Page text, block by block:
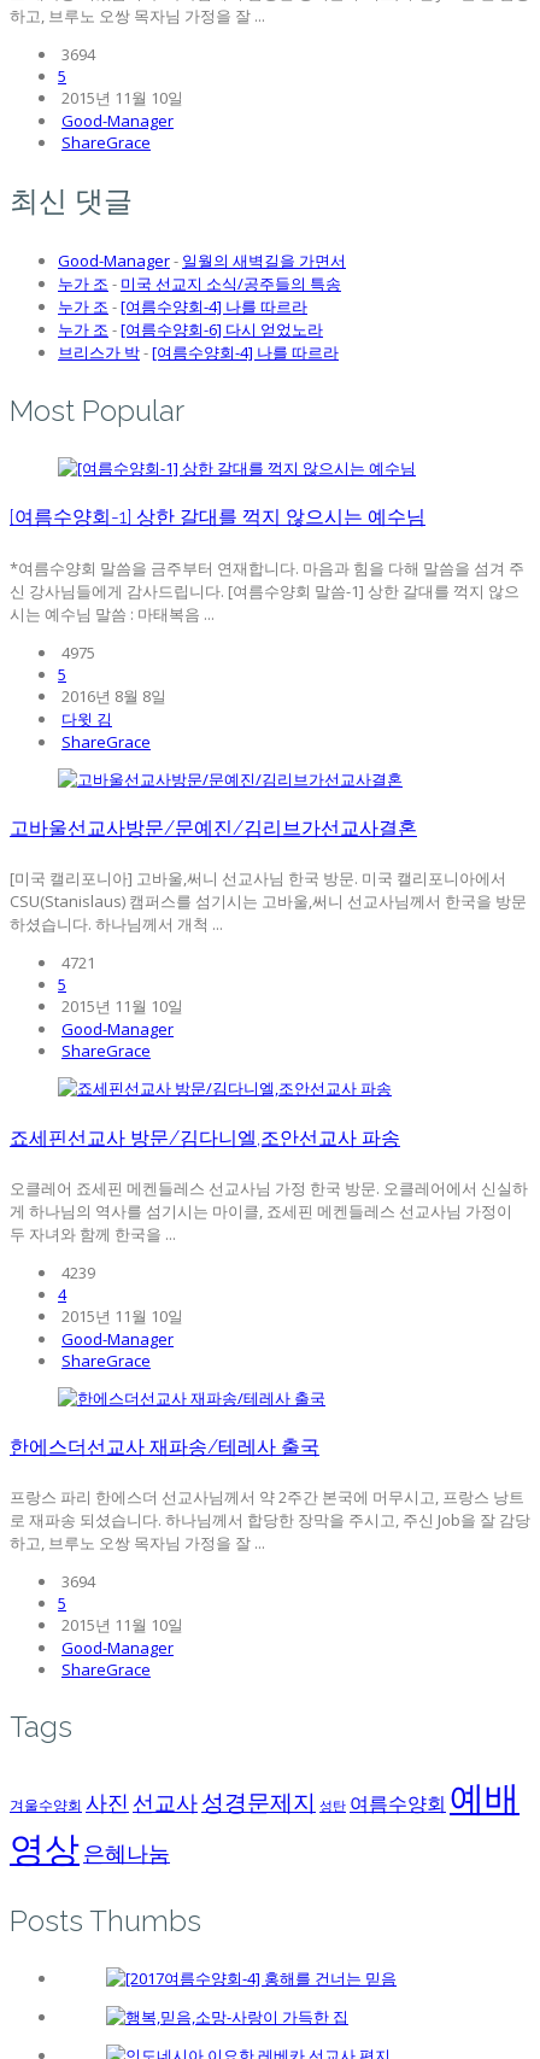
하고, 브루노 오쌍 목자님 가정을 잘 ...
3694
5
2015년 11월 10일
Good-Manager
ShareGrace
최신 댓글
Good-Manager- 일월의 새벽길을 가면서
누가 조 - 미국 선교지 소식/공주들의 특송
누가 조 -[여름수양회-4] 나를 따르라
누가 조 -[여름수양회-6] 다시 얻었노라
브리스가 박-[여름수양회-4] 나를 따르라
Most Popular
[여름수양회-1] 상한 갈대를 꺽지 않으시는 예수님
*여름수양회 말씀을 금주부터 연재합니다. 마음과 힘을 다해 말씀을 섬겨 주
신 강사님들에게 감사드립니다. [여름수양회 말씀-1] 상한 갈대를 꺽지 않으
시는 예수님 말씀 : 마태복음 ...
4975
5
2016년 8월 8일
다윗 김
ShareGrace
고바울선교사방문/문예진/김리브가선교사결혼
[미국 캘리포니아] 고바울,써니 선교사님 한국 방문. 미국 캘리포니아에서
CSU(Stanislaus) 캠퍼스를 섬기시는 고바울,써니 선교사님께서 한국을 방문
하셨습니다. 하나님께서 개척 ...
4721
5
2015년 11월 10일
Good-Manager
ShareGrace
죠세핀선교사 방문/김다니엘,조안선교사 파송
오클레어 죠세핀 메켄들레스 선교사님 가정 한국 방문. 오클레어에서 신실하
게 하나님의 역사를 섬기시는 마이클, 죠세핀 메켄들레스 선교사님 가정이
두 자녀와 함께 한국을 ...
4239
4
2015년 11월 10일
Good-Manager
ShareGrace
한에스더선교사 재파송/테레사 출국
프랑스 파리 한에스더 선교사님께서 약 2주간 본국에 머무시고, 프랑스 낭트
로 재파송 되셨습니다. 하나님께서 합당한 장막을 주시고, 주신 Job을 잘 감당
하고, 브루노 오쌍 목자님 가정을 잘 ...
3694
5
2015년 11월 10일
Good-Manager
ShareGrace
Tags
겨울수양회 사진 선교사성경문제지 성탄 여름수양회 예배
영상은혜나눔
Posts Thumbs